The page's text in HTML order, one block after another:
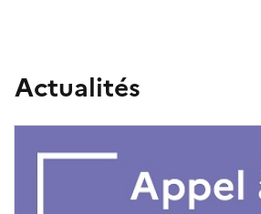
F
r
Actualités